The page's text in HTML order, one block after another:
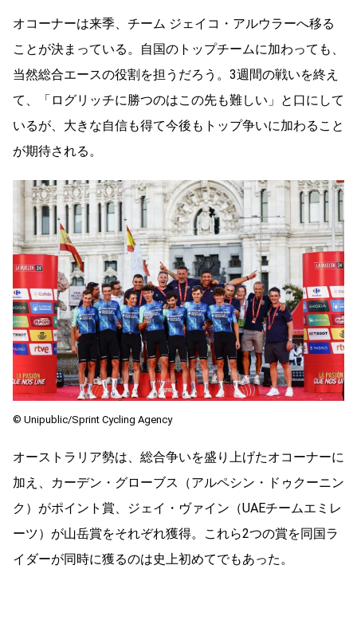
オコーナーは来季、チーム ジェイコ・アルウラーへ移る
ことが決まっている。自国のトップチームに加わっても、
当然総合エースの役割を担うだろう。3週間の戦いを終え
て、「ログリッチに勝つのはこの先も難しい」と口にして
いるが、大きな自信も得て今後もトップ争いに加わること
が期待される。
© Unipublic/Sprint Cycling Agency
オーストラリア勢は、総合争いを盛り上げたオコーナーに
加え、カーデン・グローブス（アルペシン・ドゥクーニン
ク）がポイント賞、ジェイ・ヴァイン（UAEチームエミレ
ーツ）が山岳賞をそれぞれ獲得。これら2つの賞を同国ラ
イダーが同時に獲るのは史上初めてでもあった。